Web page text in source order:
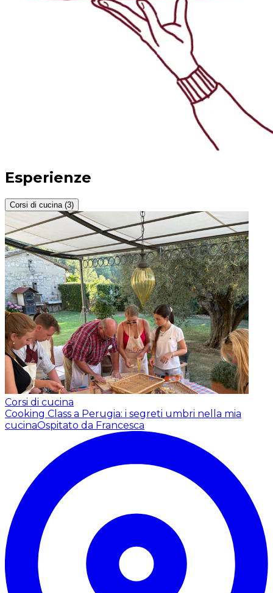
Esperienze
Corsi di cucina (3)
Corsi di cucina
Cooking Class a Perugia: i segreti umbri nella mia
cucinaOspitato da Francesca